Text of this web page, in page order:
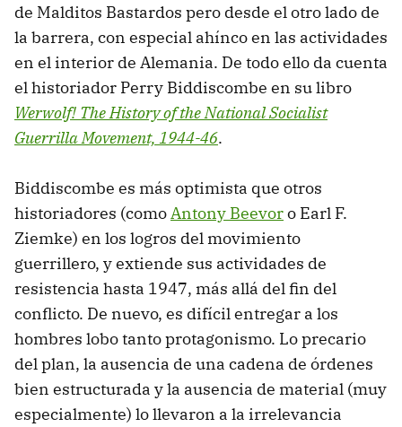
de Malditos Bastardos pero desde el otro lado de
la barrera, con especial ahínco en las actividades
en el interior de Alemania. De todo ello da cuenta
el historiador Perry Biddiscombe en su libro
Werwolf! The History of the National Socialist
Guerrilla Movement, 1944-46.
Biddiscombe es más optimista que otros
historiadores (comoAntony Beevoro Earl F.
Ziemke) en los logros del movimiento
guerrillero, y extiende sus actividades de
resistencia hasta 1947, más allá del fin del
conflicto. De nuevo, es difícil entregar a los
hombres lobo tanto protagonismo. Lo precario
del plan, la ausencia de una cadena de órdenes
bien estructurada y la ausencia de material (muy
especialmente) lo llevaron a la irrelevancia